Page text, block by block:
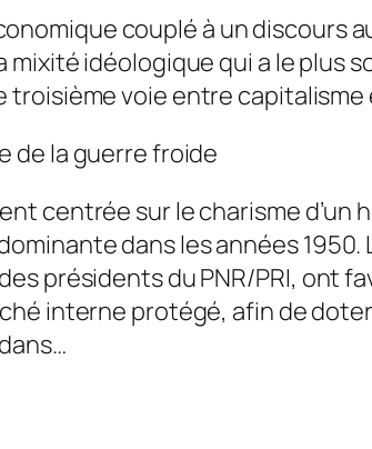
couplé à un
mixité idéologique qui a le plus
troisième voie entre
de la guerre froide
centrée sur le charisme d’un
dans les années 1950.
présidents du PNR/PRI, ont
interne protégé, afin de